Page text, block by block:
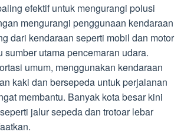
efektif untuk mengurangi polusi
mengurangi penggunaan kendaraan
dari kendaraan seperti mobil dan motor
sumber utama pencemaran udara.
umum, menggunakan kendaraan
kaki dan bersepeda untuk perjalanan
membantu. Banyak kota besar kini
jalur sepeda dan trotoar lebar